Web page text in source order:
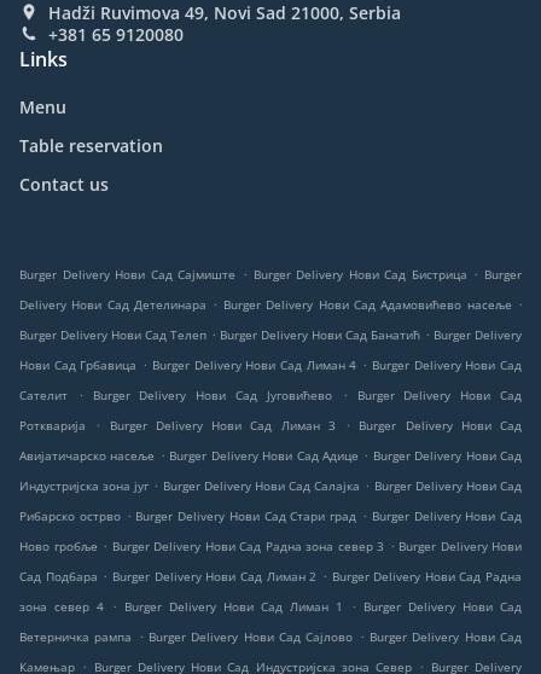
Hadži Ruvimova 49, Novi Sad 21000, Serbia
+381 65 9120080
Links
Menu
Table reservation
Contact us
Burger Delivery Нови Сад Сајмиште . Burger Delivery Нови Сад Бистрица . Burger
Delivery Нови Сад Детелинара . Burger Delivery Нови Сад Адамовићево насеље .
Burger Delivery Нови Сад Телеп . Burger Delivery Нови Сад Банатић . Burger Delivery
Нови Сад Грбавица . Burger Delivery Нови Сад Лиман 4 . Burger Delivery Нови Сад
Сателит
. Burger Delivery Нови Сад Југовићево .
Burger Delivery Нови Сад
Роткварија
. Burger Delivery Нови Сад Лиман 3 .
Burger Delivery Нови Сад
Авијатичарско насеље . Burger Delivery Нови Сад Адице . Burger Delivery Нови Сад
Индустријска зона југ . Burger Delivery Нови Сад Салајка . Burger Delivery Нови Сад
Рибарско острво . Burger Delivery Нови Сад Стари град . Burger Delivery Нови Сад
Ново гробље . Burger Delivery Нови Сад Радна зона север 3 . Burger Delivery Нови
Сад Подбара . Burger Delivery Нови Сад Лиман 2 . Burger Delivery Нови Сад Радна
зона север 4
. Burger Delivery Нови Сад Лиман 1 . Burger Delivery Нови Сад
Ветерничка рампа
. Burger Delivery Нови Сад Сајлово . Burger Delivery Нови Сад
Камењар . Burger Delivery Нови Сад Индустријска зона Север . Burger Delivery